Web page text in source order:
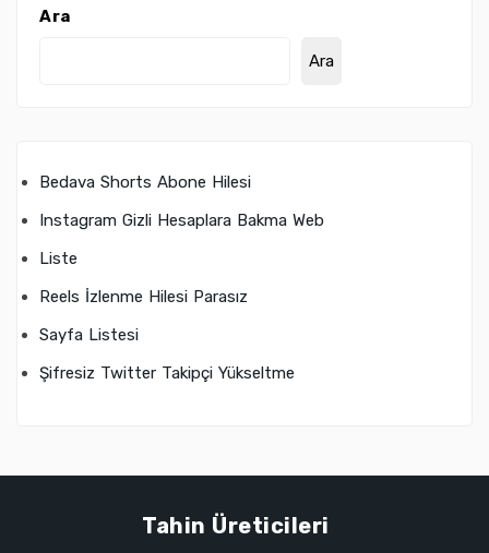
Ara
Ara
Bedava Shorts Abone Hilesi
Instagram Gizli Hesaplara Bakma Web
Liste
Reels İzlenme Hilesi Parasız
Sayfa Listesi
Şifresiz Twitter Takipçi Yükseltme
Tahin Üreticileri